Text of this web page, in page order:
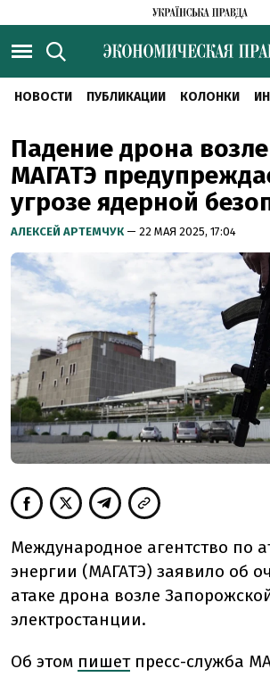
НОВОСТИ ПУБЛИКАЦИИ КОЛОНКИ
Падение дрона
МАГАТЭ
угрозе ядерной
АЛЕКСЕЙ АРТЕМЧУК — 22 МАЯ 2025, 17:04
Международное агентство по
энергии (МАГАТЭ) заявило об
атаке дрона возле
электростанции.
Об этом пишетпресс-служба